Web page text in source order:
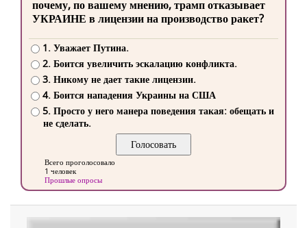
почему, по вашему мнению, трамп отказывает
УКРАИНЕ в лицензии на производство ракет?
1. Уважает Путина.
2. Боится увеличить эскалацию конфликта.
3. Никому не дает такие лицензии.
4. Боится нападения Украины на США
5. Просто у него манера поведения такая: обещать и
не сделать.
Всего проголосовало
1 человек
Прошлые опросы